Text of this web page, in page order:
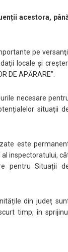
acestora,
pe
locale şi
DE APĂRARE”.
necesare
situații
este
inspectoratului,
pentru Situații
din județ
timp, în